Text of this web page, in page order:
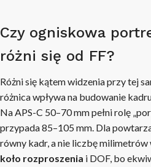
Czy ogniskowa
różni się od FF?
Różni się kątem widzenia przy tej
różnica wpływa na budowanie
Na APS-C 50–70 mm pełni rolę
przypada 85–105 mm. Dla
równy kadr, a nie liczbę
koło rozproszenia i DOF, bo